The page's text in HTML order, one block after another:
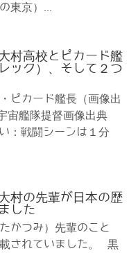
東京）...
村高校とピカード艦
ック）、そして２つ
ピカード艦長（画像出
宙艦隊提督画像出典
：戦闘シーンは１分
村の先輩が日本の歴
した
かつみ）先輩のこと
されていました。 黒